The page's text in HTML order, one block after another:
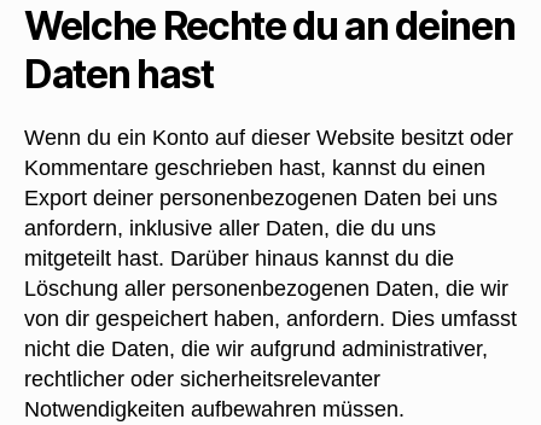
Welche Rechte du an deinen
Daten hast
Wenn du ein Konto auf dieser Website besitzt oder
Kommentare geschrieben hast, kannst du einen
Export deiner personenbezogenen Daten bei uns
anfordern, inklusive aller Daten, die du uns
mitgeteilt hast. Darüber hinaus kannst du die
Löschung aller personenbezogenen Daten, die wir
von dir gespeichert haben, anfordern. Dies umfasst
nicht die Daten, die wir aufgrund administrativer,
rechtlicher oder sicherheitsrelevanter
Notwendigkeiten aufbewahren müssen.